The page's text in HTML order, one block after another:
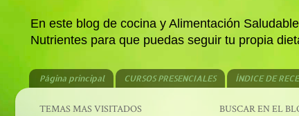
En este blog de cocina y Alimentación
Nutrientes para que puedas seguir tu propia
Página principal CURSOS PRESENCIALES ÍNDICE DE
BUSCAR EN EL
TEMAS MAS VISITADOS